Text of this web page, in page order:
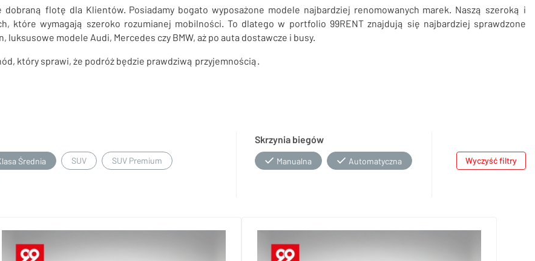
dobraną flotę dla Klientów. Posiadamy bogato wyposażone modele najbardziej renomowanych marek. Naszą szeroką i
które wymagają szeroko rozumianej mobilności. To dlatego w portfolio 99RENT znajdują się najbardziej sprawdzone
modele Audi, Mercedes czy BMW, aż po auta dostawcze i busy.
który sprawi, że podróż będzie prawdziwą przyjemnością.
Średnia SUV SUV Premium
Skrzynia biegów
Manualna Automatyczna Wyczyść filtry